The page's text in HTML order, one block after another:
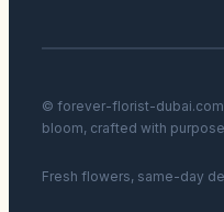
© forever-florist-
bloom, crafted with
Fresh flowers, same-day